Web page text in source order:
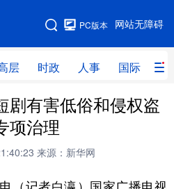
网站无障碍
PC版本
层 时政 人事 国际 财
站地图
时政 人事
网评
剧有害低俗和侵权盗
项治理
来源：新华网
记者白瀛）国家广播电视